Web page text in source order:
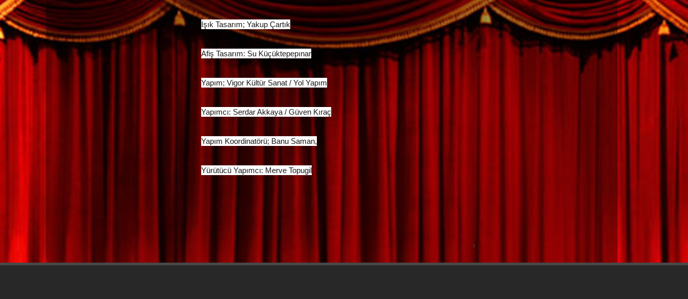
Işık Tasarım; Yakup Çartık
Afiş Tasarım: Su Küçüktepepınar
Yapım; Vigor Kültür Sanat / Yol Yapım
Yapımcı: Serdar Akkaya / Güven Kıraç
Yapım Koordinatörü; Banu Saman,
Yürütücü Yapımcı: Merve Topugil